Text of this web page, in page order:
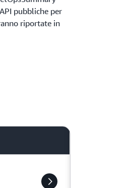
pubbliche per
riportate in